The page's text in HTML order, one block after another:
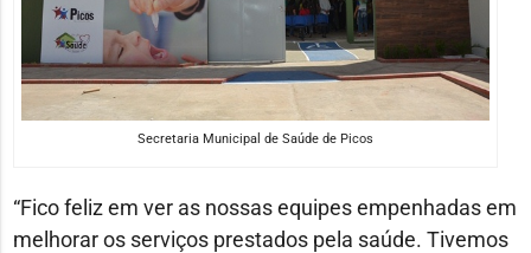
Secretaria Municipal de Saúde de Picos
“Fico feliz em ver as nossas equipes empenhadas em
melhorar os serviços prestados pela saúde. Tivemos